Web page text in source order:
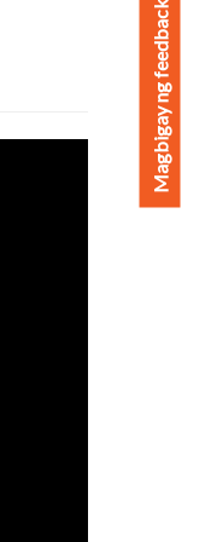
Magbigay ng feedback